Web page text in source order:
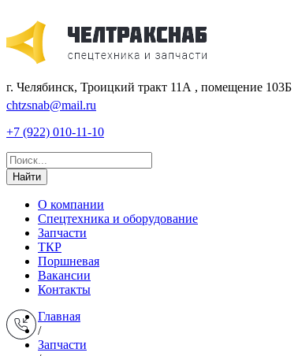
г. Челябинск, Троицкий тракт 11А , помещение 103Б
chtzsnab@mail.ru
+7 (922) 010-11-10
Найти
О компании
Спецтехника и оборудование
Запчасти
ТКР
Поршневая
Вакансии
Контакты
Главная
/
Запчасти